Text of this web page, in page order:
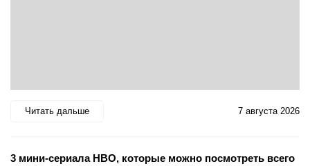
Читать дальше 7 августа 2026
3 мини-сериала HBO, которые можно посмотреть всего